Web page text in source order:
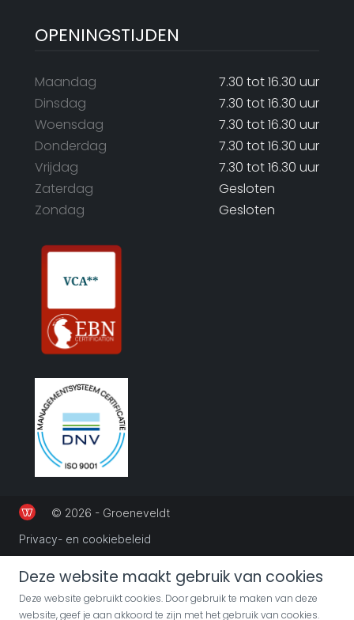
OPENINGSTIJDEN
Maandag
Dinsdag
Woensdag
Donderdag
Vrijdag
Zaterdag
Zondag
7.30 tot 16.30 uur
7.30 tot 16.30 uur
7.30 tot 16.30 uur
7.30 tot 16.30 uur
7.30 tot 16.30 uur
Gesloten
Gesloten
© 2026 - Groeneveldt
Privacy- en cookiebeleid
Deze website maakt gebruik van cookies
Deze website gebruikt cookies. Door gebruik te maken van deze
website, geef je aan akkoord te zijn met het gebruik van cookies.